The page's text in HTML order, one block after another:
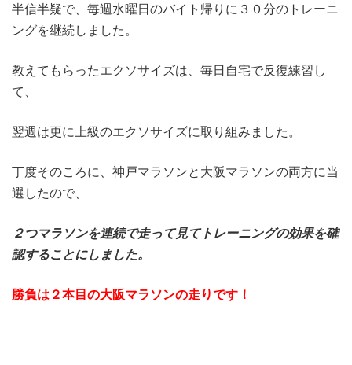
半信半疑で、毎週水曜日のバイト帰りに３０分のトレーニ
ングを継続しました。
教えてもらったエクソサイズは、毎日自宅で反復練習し
て、
翌週は更に上級のエクソサイズに取り組みました。
丁度そのころに、神戸マラソンと大阪マラソンの両方に当
選したので、
２つマラソンを連続で走って見てトレーニングの効果を確
認することにしました。
勝負は２本目の大阪マラソンの走りです！